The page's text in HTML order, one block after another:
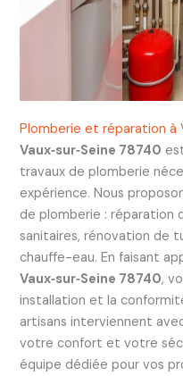
Plomberie et réparation à
Vaux‑sur‑Seine 78740
travaux de plomberie
expérience. Nous
de plomberie : réparation
sanitaires, rénovation de
chauffe-eau. En faisant
Vaux‑sur‑Seine 78740,
installation et la
artisans interviennent
votre confort et votre
équipe dédiée pour vos